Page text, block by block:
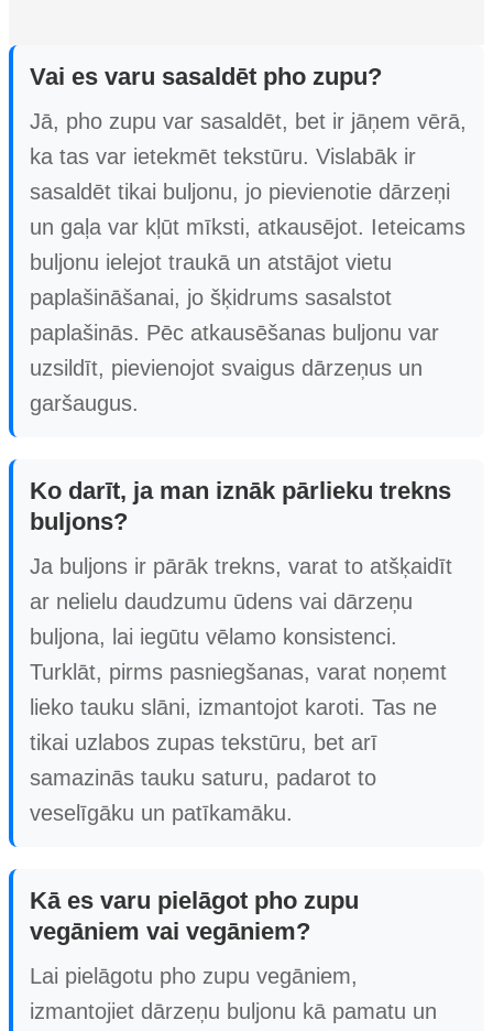
Vai es varu sasaldēt pho zupu?
Jā, pho zupu var sasaldēt, bet ir jāņem vērā,
ka tas var ietekmēt tekstūru. Vislabāk ir
sasaldēt tikai buljonu, jo pievienotie dārzeņi
un gaļa var kļūt mīksti, atkausējot. Ieteicams
buljonu ielejot traukā un atstājot vietu
paplašināšanai, jo šķidrums sasalstot
paplašinās. Pēc atkausēšanas buljonu var
uzsildīt, pievienojot svaigus dārzeņus un
garšaugus.
Ko darīt, ja man iznāk pārlieku trekns
buljons?
Ja buljons ir pārāk trekns, varat to atšķaidīt
ar nelielu daudzumu ūdens vai dārzeņu
buljona, lai iegūtu vēlamo konsistenci.
Turklāt, pirms pasniegšanas, varat noņemt
lieko tauku slāni, izmantojot karoti. Tas ne
tikai uzlabos zupas tekstūru, bet arī
samazinās tauku saturu, padarot to
veselīgāku un patīkamāku.
Kā es varu pielāgot pho zupu
vegāniem vai vegāniem?
Lai pielāgotu pho zupu vegāniem,
izmantojiet dārzeņu buljonu kā pamatu un